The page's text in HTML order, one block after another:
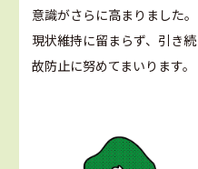
意識がさらに高まりました。
現状維持に留まらず、引き
故防止に努めてまいります。